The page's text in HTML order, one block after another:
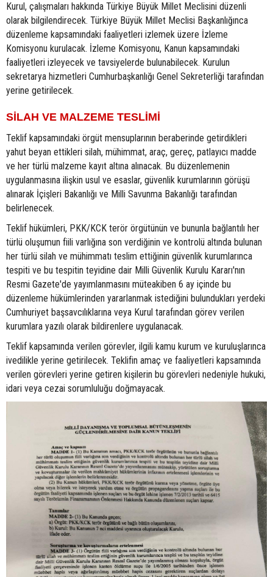
Kurul, çalışmaları hakkında Türkiye Büyük Millet Meclisini düzenli
olarak bilgilendirecek. Türkiye Büyük Millet Meclisi Başkanlığınca
düzenleme kapsamındaki faaliyetleri izlemek üzere İzleme
Komisyonu kurulacak. İzleme Komisyonu, Kanun kapsamındaki
faaliyetleri izleyecek ve tavsiyelerde bulunabilecek. Kurulun
sekretarya hizmetleri Cumhurbaşkanlığı Genel Sekreterliği tarafından
yerine getirilecek.
SİLAH VE MALZEME TESLİMİ
Teklif kapsamındaki örgüt mensuplarının beraberinde getirdikleri
yahut beyan ettikleri silah, mühimmat, araç, gereç, patlayıcı madde
ve her türlü malzeme kayıt altına alınacak. Bu düzenlemenin
uygulanmasına ilişkin usul ve esaslar, güvenlik kurumlarının görüşü
alınarak İçişleri Bakanlığı ve Milli Savunma Bakanlığı tarafından
belirlenecek.
Teklif hükümleri, PKK/KCK terör örgütünün ve bununla bağlantılı her
türlü oluşumun fiili varlığına son verdiğinin ve kontrolü altında bulunan
her türlü silah ve mühimmatı teslim ettiğinin güvenlik kurumlarınca
tespiti ve bu tespitin teyidine dair Milli Güvenlik Kurulu Kararı'nın
Resmi Gazete'de yayımlanmasını müteakiben 6 ay içinde bu
düzenleme hükümlerinden yararlanmak istediğini bulundukları yerdeki
Cumhuriyet başsavcılıklarına veya Kurul tarafından görev verilen
kurumlara yazılı olarak bildirenlere uygulanacak.
Teklif kapsamında verilen görevler, ilgili kamu kurum ve kuruluşlarınca
ivedilikle yerine getirilecek. Teklifin amaç ve faaliyetleri kapsamında
verilen görevleri yerine getiren kişilerin bu görevleri nedeniyle hukuki,
idari veya cezai sorumluluğu doğmayacak.